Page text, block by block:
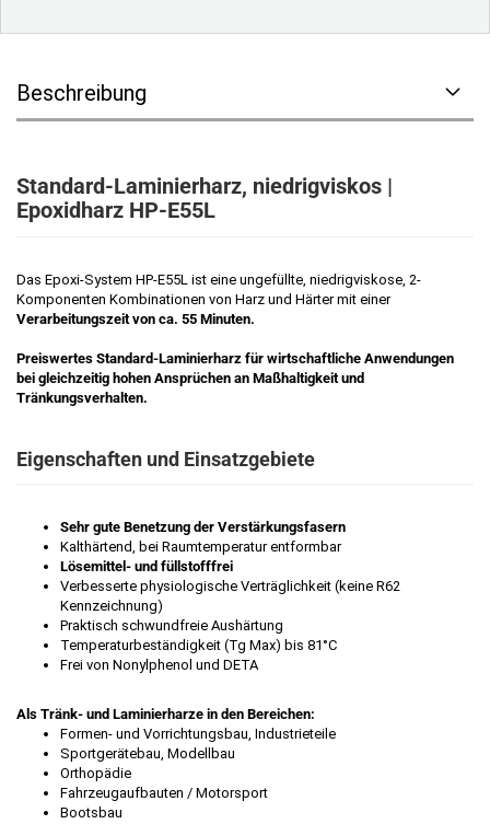
Beschreibung
Standard-Laminierharz, niedrigviskos |
Epoxidharz HP-E55L
Das Epoxi-System HP-E55L ist eine ungefüllte, niedrigviskose, 2-
Komponenten Kombinationen von Harz und Härter mit einer
Verarbeitungszeit von ca. 55 Minuten.
Preiswertes Standard-Laminierharz für wirtschaftliche Anwendungen
bei gleichzeitig hohen Ansprüchen an Maßhaltigkeit und
Tränkungsverhalten.
Eigenschaften und Einsatzgebiete
Sehr gute Benetzung der Verstärkungsfasern
Kalthärtend, bei Raumtemperatur entformbar
Lösemittel- und füllstofffrei
Verbesserte physiologische Verträglichkeit (keine R62
Kennzeichnung)
Praktisch schwundfreie Aushärtung
Temperaturbeständigkeit (Tg Max) bis 81°C
Frei von Nonylphenol und DETA
Als Tränk- und Laminierharze in den Bereichen:
Formen- und Vorrichtungsbau, Industrieteile
Sportgerätebau, Modellbau
Orthopädie
Fahrzeugaufbauten / Motorsport
Bootsbau